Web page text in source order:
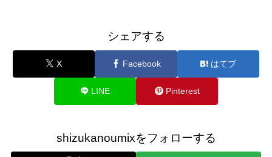
シェアする
X Facebook はてブ
LINE Pinterest
shizukanoumixをフォローする